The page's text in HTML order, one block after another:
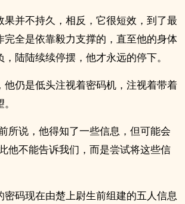
果并不持久，相反，它很短效，到了最
完全是依靠毅力支撑的，直至他的身体
陆陆续续停摆，他才永远的停下。
他仍是低头注视着密码机，注视着带着
所说，他得知了一些信息，但可能会
他不能告诉我们，而是尝试将这些信
密码现在由楚上尉生前组建的五人信息